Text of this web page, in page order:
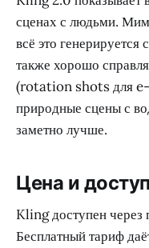
сценах с людьми.
всё это
также хорошо
(rotation shots для
природные сцены с
заметно лучше.
Цена и доступ
Kling доступен
Бесплатный тариф